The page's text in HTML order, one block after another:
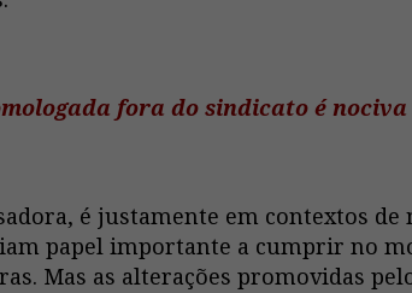
fora do sindicato é
é justamente em contextos de
papel importante a cumprir no
Mas as alterações promovidas